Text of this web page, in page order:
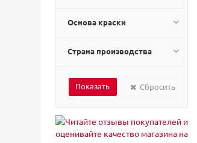
Основа краски
Страна производства
Сбросить